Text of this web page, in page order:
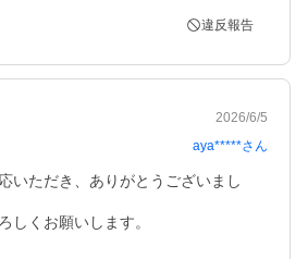
違反報告
2026/6/5
aya*****さん
いただき、ありがとうございまし
しくお願いします。